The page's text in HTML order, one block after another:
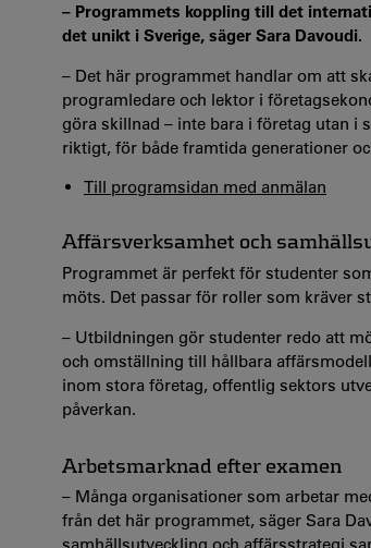
– Programmets koppling till det
det unikt i Sverige, säger Sara Davoudi.
– Det här programmet handlar om att
programledare och lektor i
göra skillnad – inte bara i företag utan i
riktigt, för både framtida generationer
Till programsidan med anmälan
Affärsverksamhet och
Programmet är perfekt för studenter
möts. Det passar för roller som kräver
– Utbildningen gör studenter redo att
och omställning till hållbara
inom stora företag, offentlig sektors
påverkan.
Arbetsmarknad efter examen
– Många organisationer som arbetar
från det här programmet, säger Sara